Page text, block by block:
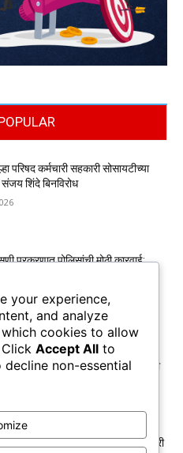
परिषद कर्मचारी सहकारी सोसायटीच्या
शिंदे बिनविरोध
प्रकरणात पोलिसांची मोठी कारवाई;
११,१९८ शेतकऱ्यांचे कर्जमाफीचे रु.
बँकेचे अध्यक्ष व मंत्री हसन मुश्रीफ यांची
मंतरवर BSNL कर्मचारी, निवृत्त कर्मचारी
your experience,
and analyze
cookies to allow
Accept All to
decline non-essential